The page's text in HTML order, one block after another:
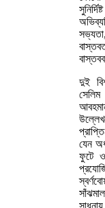
দুই
যেন
ফুটে